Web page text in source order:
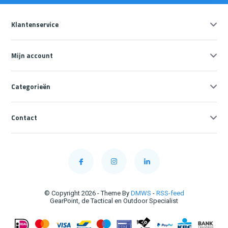
Klantenservice
Mijn account
Categorieën
Contact
© Copyright 2026 - Theme By DMWS - RSS-feed
GearPoint, de Tactical en Outdoor Specialist